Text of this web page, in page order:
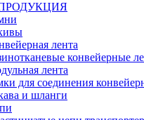
лента
конвейерные
лента
для соединения
и шланги